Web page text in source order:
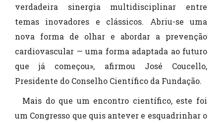
verdadeira sinergia multidisciplinar entre
temas inovadores e clássicos. Abriu-se uma
nova forma de olhar e abordar a prevenção
cardiovascular — uma forma adaptada ao futuro
que já começou», afirmou José Coucello,
Presidente do Conselho Científico da Fundação.
Mais do que um encontro científico, este foi
um Congresso que quis antever e esquadrinhar o